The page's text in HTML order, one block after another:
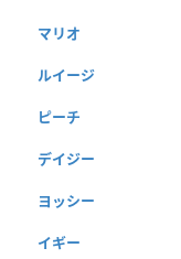
マリオ
ルイージ
ピーチ
デイジー
ヨッシー
イギー